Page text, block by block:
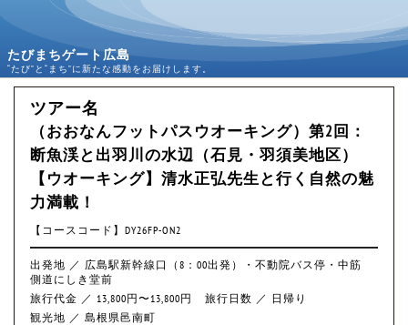
たびまちゲート広島
“たび”と“まち”に新たな感動をお届けします。
ツアー名
（おおなんフットパスウオーキング）第2回：
断魚渓と出羽川の水辺（石見・羽須美地区）
【ウオーキング】清水正弘先生と行く自然の魅
力満載！
【コースコード】DY26FP-ON2
出発地 ／ 広島駅新幹線口（8：00出発）・不動院バス停・中筋
側道にしき堂前
旅行代金 ／ 13,800円〜13,800円
旅行日数 ／ 日帰り
観光地 ／ 島根県邑南町